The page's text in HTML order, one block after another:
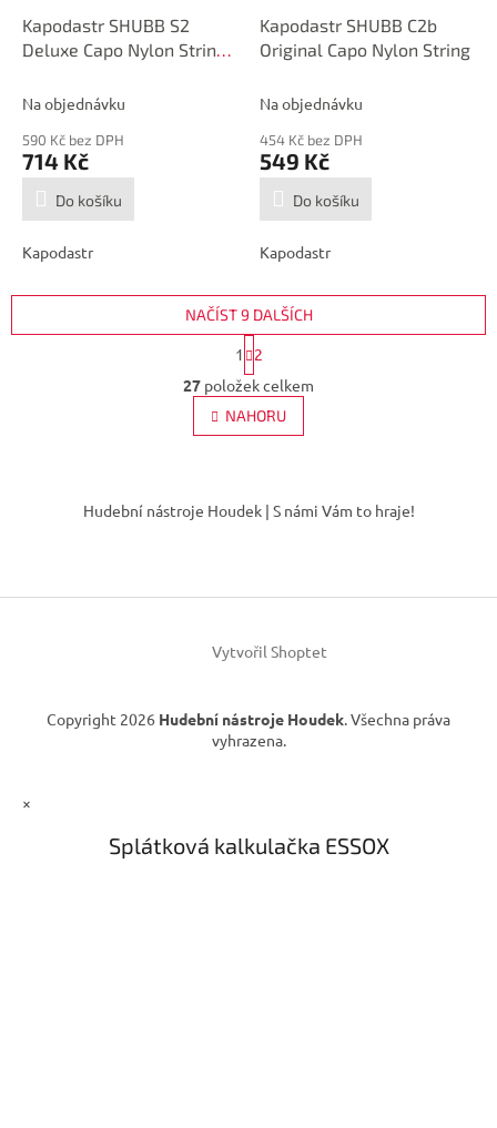
Kapodastr SHUBB S2
Deluxe Capo Nylon String
Na objednávku
590 Kč bez DPH
714 Kč
Do košíku
Kapodastr
Kapodastr SHUBB C2b
Original Capo Nylon String
Na objednávku
454 Kč bez DPH
549 Kč
Do košíku
Kapodastr
O
v
l
á
c
í
k
v
i
s
u
NAČÍST 9 DALŠÍCH
S
t
r
á
n
k
n
1
2
27 položek celkem
NAHORU
í
Hudební nástroje Houdek | S námi Vám to hraje!
Vytvořil Shoptet
Copyright 2026 Hudební nástroje Houdek. Všechna práva
vyhrazena.
×
Splátková kalkulačka ESSOX